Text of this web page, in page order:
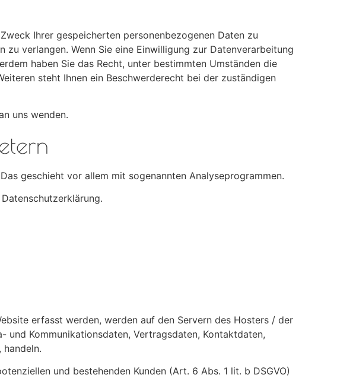
Ihrer gespeicherten personenbezogenen Daten zu
verlangen. Wenn Sie eine Einwilligung zur Datenverarbeitung
haben Sie das Recht, unter bestimmten Umständen die
steht Ihnen ein Beschwerderecht bei der zuständigen
uns wenden.
geschieht vor allem mit sogenannten Analyseprogrammen.
erfasst werden, werden auf den Servern des Hosters / der
und Kommunikationsdaten, Vertragsdaten, Kontaktdaten,
und bestehenden Kunden (Art. 6 Abs. 1 lit. b DSGVO)